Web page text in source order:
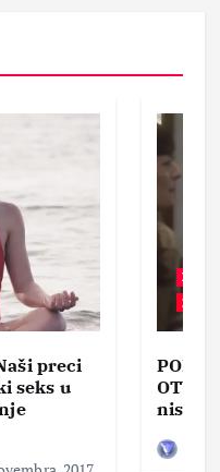
preci
seks u
BEZ
nisam